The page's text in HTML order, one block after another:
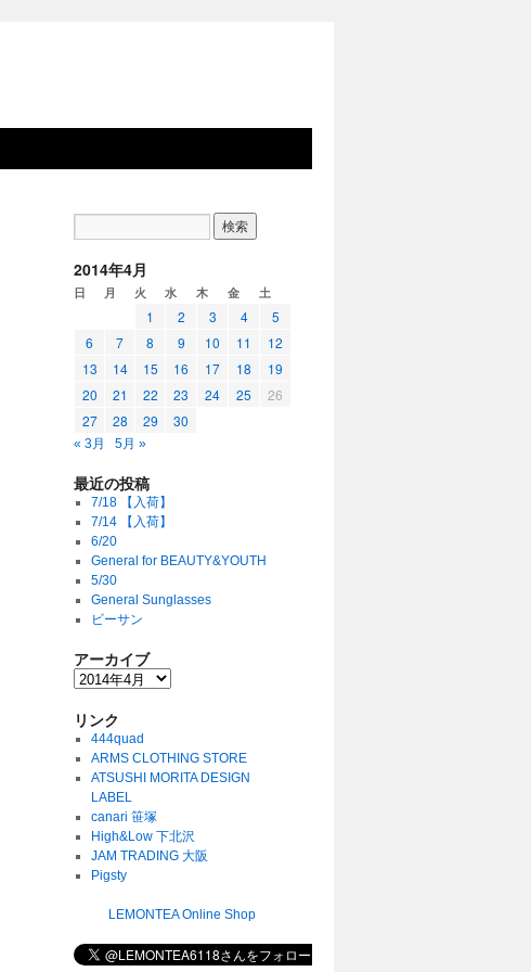
2014年4月
日 月 火 水 木 金 土
1 2 3 4
5
6
7 8 9 10 11
12
13
14 15 16 17 18
19
20
21 22 23 24 25
26
27
28 29 30
« 3月 5月 »
最近の投稿
7/18 【入荷】
7/14 【入荷】
6/20
General for BEAUTY&YOUTH
5/30
General Sunglasses
ビーサン
アーカイブ
リンク
444quad
ARMS CLOTHING STORE
ATSUSHI MORITA DESIGN
LABEL
canari 笹塚
High&Low 下北沢
JAM TRADING 大阪
Pigsty
LEMONTEA Online Shop